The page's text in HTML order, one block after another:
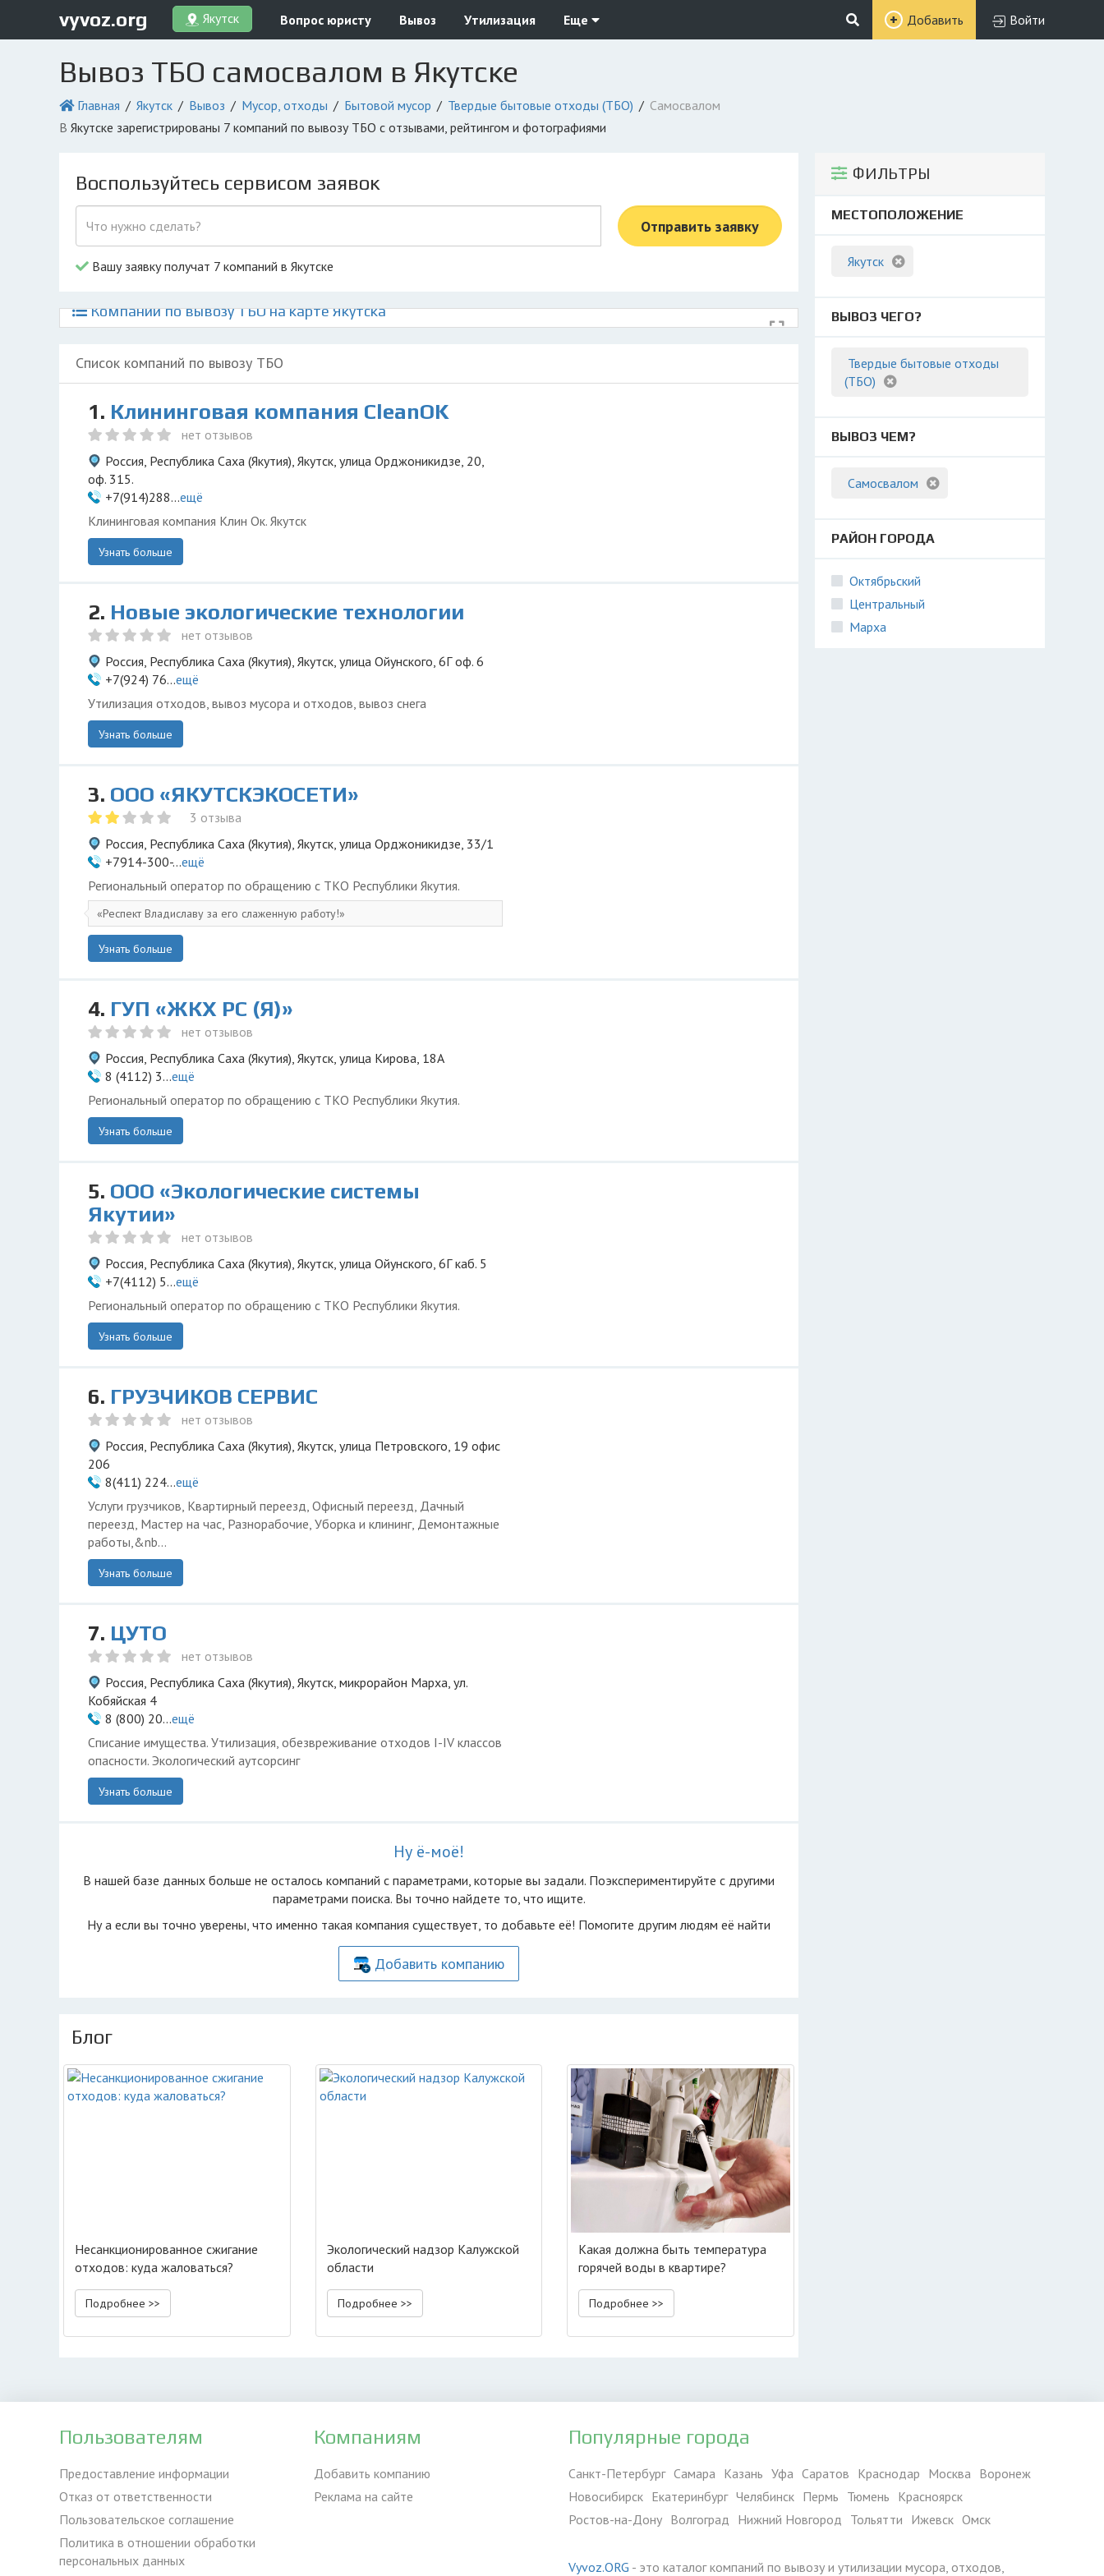
vyvoz.org Якутск Вопрос юристу Вывоз Утилизация Еще Добавить Войти
Вывоз ТБО самосвалом в Якутске
Главная Якутск Вывоз Мусор, отходы Бытовой мусор Твердые бытовые отходы (ТБО)
Самосвалом
в Якутске зарегистрированы 7 компаний по вывозу ТБО с отзывами, рейтингом и фотографиями
ФИЛЬТРЫ
МЕСТОПОЛОЖЕНИЕ
Якутск
ВЫВОЗ ЧЕГО?
Твердые бытовые отходы
(ТБО)
ВЫВОЗ ЧЕМ?
Самосвалом
РАЙОН ГОРОДА
Октябрьский
Центральный
Марха
Воспользуйтесь сервисом заявок
Отправить заявку
Вашу заявку получат 7 компаний в Якутске
Компании по вывозу ТБО на карте Якутска
Список компаний по вывозу ТБО
1. Клининговая компания СleanOK
нет отзывов
Россия, Республика Саха (Якутия), Якутск, улица Орджоникидзе, 20,
оф. 315.
+7(914)288...ещё
Клининговая компания Клин Ок. Якутск
Узнать больше
2. Новые экологические технологии
нет отзывов
Россия, Республика Саха (Якутия), Якутск, улица Ойунского, 6Г оф. 6
+7(924) 76...ещё
Утилизация отходов, вывоз мусора и отходов, вывоз снега
Узнать больше
3. ООО «ЯКУТСКЭКОСЕТИ»
3 отзыва
Россия, Республика Саха (Якутия), Якутск, улица Орджоникидзе, 33/1
+7914-300-...ещё
Региональный оператор по обращению с ТКО Республики Якутия.
Респект Владиславу за его слаженную работу!
Узнать больше
4. ГУП «ЖКХ РС (Я)»
нет отзывов
Россия, Республика Саха (Якутия), Якутск, улица Кирова, 18А
8 (4112) 3...ещё
Региональный оператор по обращению с ТКО Республики Якутия.
Узнать больше
5. ООО «Экологические системы
Якутии»
нет отзывов
Россия, Республика Саха (Якутия), Якутск, улица Ойунского, 6Г каб. 5
+7(4112) 5...ещё
Региональный оператор по обращению с ТКО Республики Якутия.
Узнать больше
6. ГРУЗЧИКОВ СЕРВИС
нет отзывов
Россия, Республика Саха (Якутия), Якутск, улица Петровского, 19 офис
206
8(411) 224...ещё
Услуги грузчиков, Квартирный переезд, Офисный переезд, Дачный
переезд, Мастер на час, Разнорабочие, Уборка и клининг, Демонтажные
работы,&nb...
Узнать больше
7. ЦУТО
нет отзывов
Россия, Республика Саха (Якутия), Якутск, микрорайон Марха, ул.
Кобяйская 4
8 (800) 20...ещё
Списание имущества. Утилизация, обезвреживание отходов I-IV классов
опасности. Экологический аутсорсинг
Узнать больше
Ну ё-моё!
В нашей базе данных больше не осталоcь компаний с параметрами, которые вы задали. Поэкспериментируйте с другими
параметрами поиска. Вы точно найдете то, что ищите.
Ну а если вы точно уверены, что именно такая компания существует, то добавьте её! Помогите другим людям её найти
Добавить компанию
Блог
Несанкционированное сжигание
отходов: куда жаловаться?
Подробнее >>
Экологический надзор Калужской
области
Подробнее >>
Какая должна быть температура
горячей воды в квартире?
Подробнее >>
Пользователям
Предоставление информации
Отказ от ответственности
Пользовательское соглашение
Политика в отношении обработки
персональных данных
Компаниям
Добавить компанию
Реклама на сайте
Популярные города
Санкт-Петербург Самара Казань Уфа Саратов Краснодар Москва Воронеж
Новосибирск Екатеринбург Челябинск Пермь Тюмень Красноярск
Ростов-на-Дону Волгоград Нижний Новгород Тольятти Ижевск Омск
Vyvoz.ORG - это каталог компаний по вывозу и утилизации мусора, отходов,